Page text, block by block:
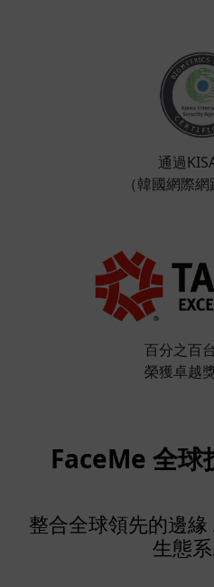
通過
（韓國網際網
百分之百
榮獲卓越
FaceMe 全球
整合全球領先的邊
生態